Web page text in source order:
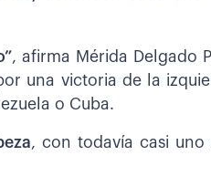
, afirma Mérida Delgado
una victoria de la
o Cuba.
, con todavía casi uno